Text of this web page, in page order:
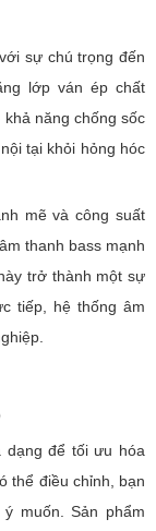
sự chú trọng đến
lớp ván ép chất
năng chống sốc
tại khỏi hỏng hóc
mẽ và công suất
thanh bass mạnh
trở thành một sự
tiếp, hệ thống âm
dạng để tối ưu hóa
thể điều chỉnh, bạn
muốn. Sản phẩm